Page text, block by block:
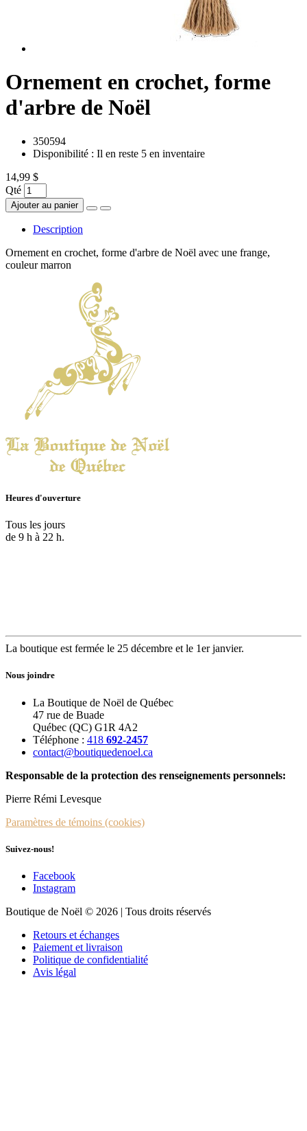
Ornement en crochet, forme
d'arbre de Noël
350594
Disponibilité : Il en reste 5 en inventaire
14,99 $
Qté
Ajouter au panier
Description
Ornement en crochet, forme d'arbre de Noël avec une frange,
couleur marron
Heures d'ouverture
Tous les jours
de 9 h à 22 h.
La boutique est fermée le 25 décembre et le 1er janvier.
Nous joindre
La Boutique de Noël de Québec
47 rue de Buade
Québec (QC) G1R 4A2
Téléphone : 418 692-2457
contact@boutiquedenoel.ca
Responsable de la protection des renseignements personnels:
Pierre Rémi Levesque
Paramètres de témoins (cookies)
Suivez-nous!
Facebook
Instagram
Boutique de Noël © 2026 | Tous droits réservés
Retours et échanges
Paiement et livraison
Politique de confidentialité
Avis légal